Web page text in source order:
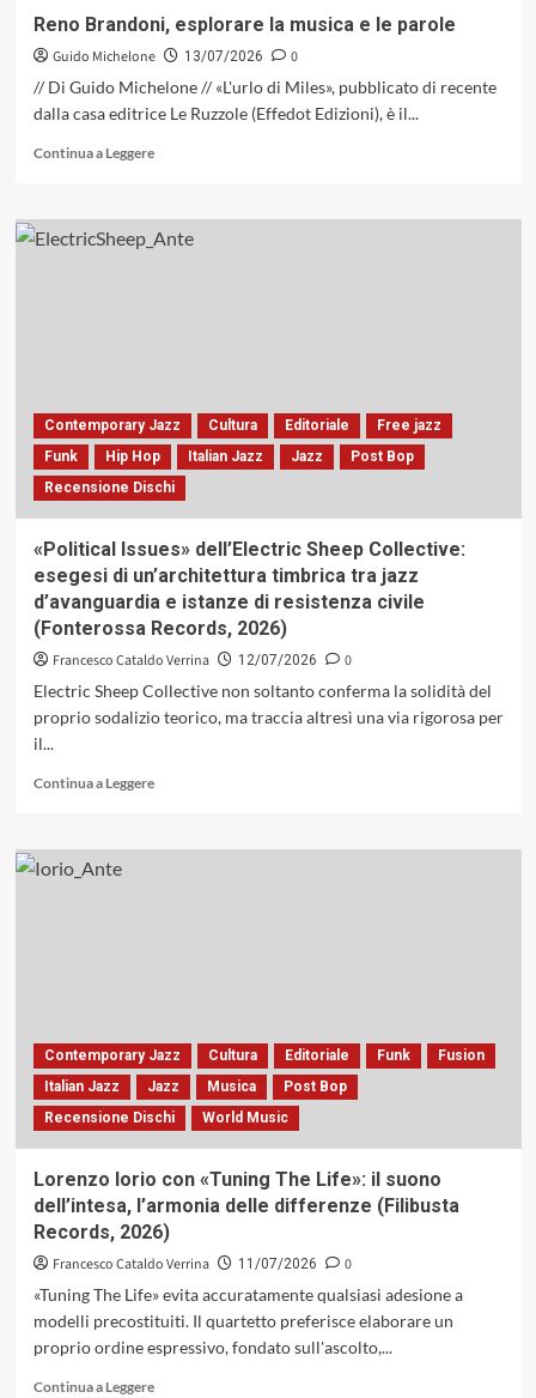
ha
mai
raccontati
Reno Brandoni, esplorare la musica e le parole
Guido Michelone 13/07/2026
0
// Di Guido Michelone // «L'urlo di Miles», pubblicato di recente
dalla casa editrice Le Ruzzole (Effedot Edizioni), è il...
Continua a LeggereLeggi
su
Reno
Contemporary Jazz Cultura Editoriale
Free jazz
Funk
Hip Hop Italian Jazz Jazz
Post Bop
Recensione Dischi
«Political Issues» dell’Electric Sheep Collective:
esegesi di un’architettura timbrica tra jazz
d’avanguardia e istanze di resistenza civile
(Fonterossa Records, 2026)
Francesco Cataldo Verrina 12/07/2026
0
Electric Sheep Collective non soltanto conferma la solidità del
proprio sodalizio teorico, ma traccia altresì una via rigorosa per
il...
Continua a LeggereLeggi
su
timbrica
tra
jazz
d’avanguardia
di
resistenza
civile
(Fonterossa
2026)
Contemporary Jazz Cultura Editoriale Funk
Fusion
Italian Jazz
Jazz Musica
Post Bop
Recensione Dischi
World Music
Lorenzo Iorio con «Tuning The Life»: il suono
dell’intesa, l’armonia delle differenze (Filibusta
Records, 2026)
Francesco Cataldo Verrina 11/07/2026
0
«Tuning The Life» evita accuratamente qualsiasi adesione a
modelli precostituiti. Il quartetto preferisce elaborare un
proprio ordine espressivo, fondato sull'ascolto,...
Continua a LeggereLeggi